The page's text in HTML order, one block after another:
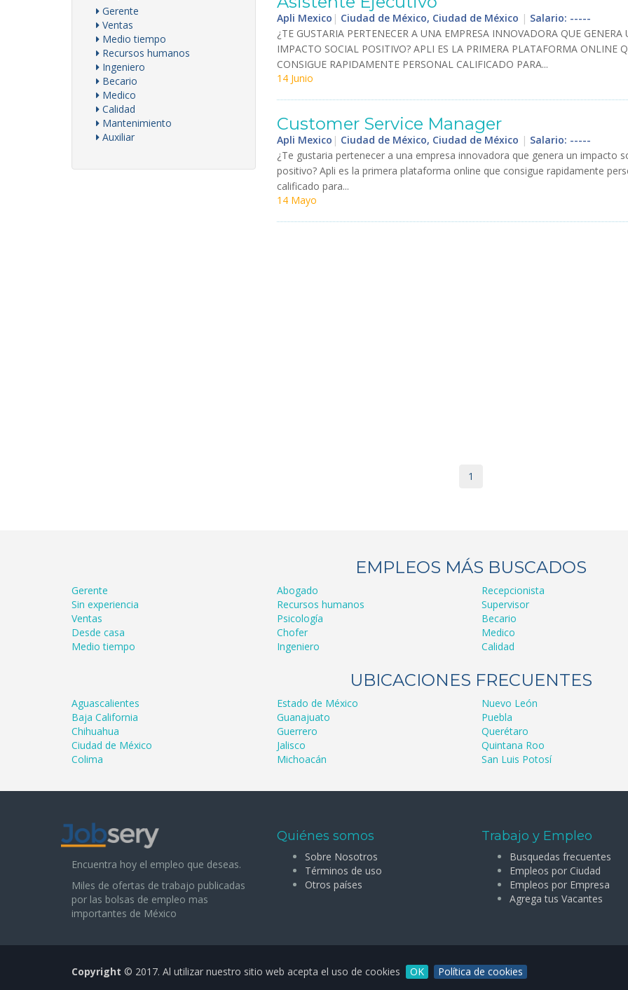
Gerente
Ventas
Medio tiempo
Recursos humanos
Ingeniero
Becario
Medico
Calidad
Mantenimiento
Auxiliar
Apli Mexico | Ciudad de México, Ciudad de México | Salario: -----
¿TE GUSTARIA PERTENECER A UNA EMPRESA INNOVADORA QUE GENERA
IMPACTO SOCIAL POSITIVO? APLI ES LA PRIMERA PLATAFORMA ONLINE
CONSIGUE RAPIDAMENTE PERSONAL CALIFICADO PARA...
14 Junio
Customer Service Manager
Apli Mexico | Ciudad de México, Ciudad de México | Salario: -----
¿Te gustaria pertenecer a una empresa innovadora que genera un impacto
positivo? Apli es la primera plataforma online que consigue rapidamente
calificado para...
14 Mayo
1
EMPLEOS MÁS BUSCADOS
Gerente
Sin experiencia
Ventas
Desde casa
Medio tiempo
Abogado
Recursos humanos
Psicología
Chofer
Ingeniero
Recepcionista
Supervisor
Becario
Medico
Calidad
UBICACIONES FRECUENTES
Aguascalientes
Baja California
Chihuahua
Ciudad de México
Colima
Estado de México
Guanajuato
Guerrero
Jalisco
Michoacán
Nuevo León
Puebla
Querétaro
Quintana Roo
San Luis Potosí
Encuentra hoy el empleo que deseas.
Miles de ofertas de trabajo publicadas
por las bolsas de empleo mas
importantes de México
Quiénes somos
Sobre Nosotros
Términos de uso
Otros países
Trabajo y Empleo
Busquedas frecuentes
Empleos por Ciudad
Empleos por Empresa
Agrega tus Vacantes
Copyright © 2017. Al utilizar nuestro sitio web acepta el uso de cookies OK Política de cookies